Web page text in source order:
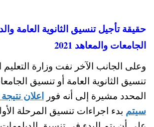
حقيقة تأجيل تنسيق الثانوية العامة
الجامعات والمعاهد 2021
وعلى الجانب الآخر نفت وزارة التعليم
تنسيق الثانوية العامة أو تنسيق
المحدد مشيرة إلى أنه فور اعلان نتيجة
سيتم بدء اجراءات تنسيق المرحلة